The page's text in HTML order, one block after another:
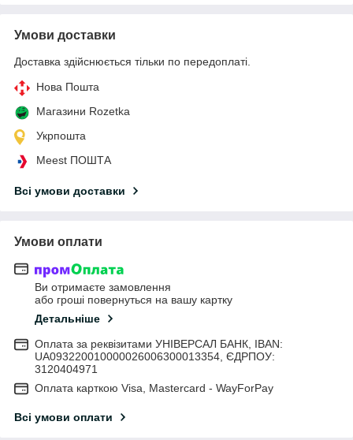
Умови доставки
Доставка здійснюється тільки по передоплаті.
Нова Пошта
Магазини Rozetka
Укрпошта
Meest ПОШТА
Всі умови доставки
Умови оплати
Ви отримаєте замовлення
або гроші повернуться на вашу картку
Детальніше
Оплата за реквізитами УНІВЕРСАЛ БАНК, IBAN:
UA093220010000026006300013354, ЄДРПОУ:
3120404971
Оплата карткою Visa, Mastercard - WayForPay
Всі умови оплати